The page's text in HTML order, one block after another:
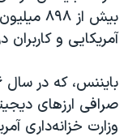
بیش از
آمریکایی و کاربران
صرافی ارزهای